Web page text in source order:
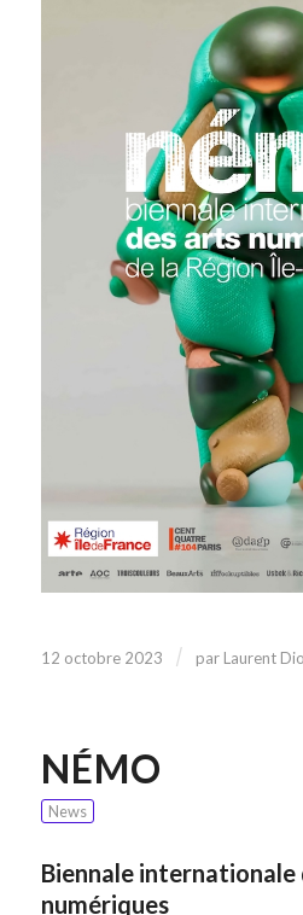
12 octobre 2023 / par Laurent
NÉMO
News
Biennale internationale
numériques